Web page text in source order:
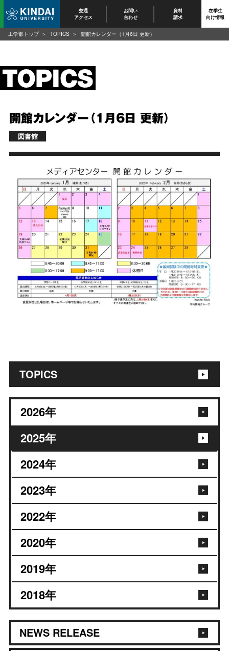
交通
アクセス
お問い
合わせ
資料
請求
在学生
向け情報
TOPICS
2026年
2025年
2024年
2023年
2022年
2020年
2019年
2018年
NEWS RELEASE
開館カレンダー（1月6日 更新）
図書館
工学部トップ TOPICS 開館カレンダー（1月6日 更新）